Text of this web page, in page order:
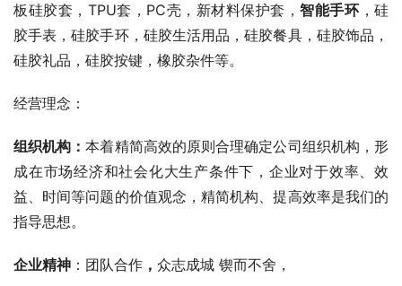
板硅胶套， TPU套， PC壳，新材料保护套，智能手环，硅
胶手表，硅胶手环，硅胶生活用品，硅胶餐具，硅胶饰品，
硅胶礼品，硅胶按键，橡胶杂件等。
经营理念：
组织机构：本着精简高效的原则合理确定公司组织机构，形
成在市场经济和社会化大生产条件下，企业对于效率、效
益、时间等问题的价值观念，精简机构、提高效率是我们的
指导思想。
企业精神 ：团队合作 ， 众志成城 锲而不舍，